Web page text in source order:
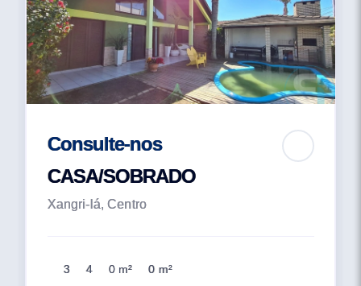
Consulte-nos
CASA/SOBRADO
Xangri-lá, Centro
3 4 0 m² 0 m²